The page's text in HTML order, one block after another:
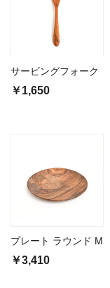
サービングフォーク
￥1,650
プレート ラウンド M
￥3,410